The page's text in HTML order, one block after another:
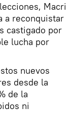
Macri
a reconquistar
castigado por
lucha por
nuevos
desde la
de la
ni